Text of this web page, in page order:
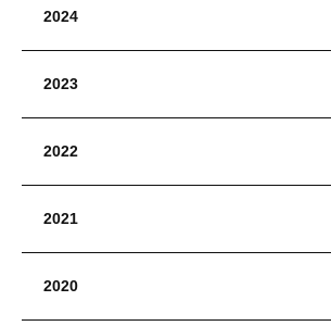
2024
2023
2022
2021
2020